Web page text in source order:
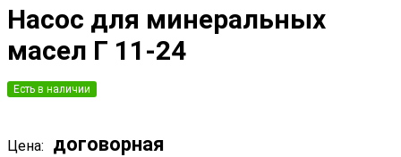
Насос для минеральных
масел Г 11-24
Есть в наличии
Цена: договорная